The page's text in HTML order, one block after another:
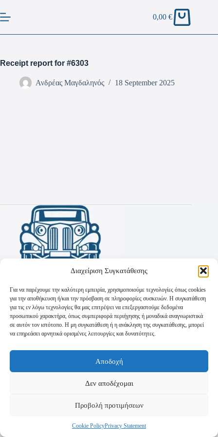
Διαχείριση Συγκατάθεσης
Για να παρέχουμε την καλύτερη εμπειρία, χρησιμοποιούμε τεχνολογίες όπως cookies
για την αποθήκευση ή/και την πρόσβαση σε πληροφορίες συσκευών. Η συγκατάθεση
για τις εν λόγω τεχνολογίες θα μας επιτρέψει να επεξεργαστούμε δεδομένα
προσωπικού χαρακτήρα, όπως συμπεριφορά περιήγησης ή μοναδικά αναγνωριστικά
σε αυτόν τον ιστότοπο. Η μη συγκατάθεση ή η ανάκληση της συγκατάθεσης, μπορεί
να επηρεάσει αρνητικά ορισμένες λειτουργίες και δυνατότητες.
Αποδοχή
Δεν αποδέχομαι
Προβολή προτιμήσεων
Cookie PolicyPrivacy Statement
0,00€
Receipt report for #6303
Ανδρέας Μαγδαληνός 18 September 2025
Πολιτική Απορρήτου
Τρόποι Αποστολής
Τρόποι Πληρωμής